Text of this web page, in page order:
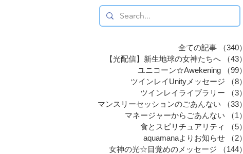
全ての記事 （340）
【光配信】新生地球の女神たちへ
（43）
ユニコーン☆Awekening
（99）
ツインレイUnityメッセージ
（8）
ツインレイライブラリー
（3）
マンスリーセッションのごあんない
（33）
マネージャーからごあんない
（1）
食とスピリチュアリティ
（5）
aquamanaよりお知らせ
（2）
女神の光☆目覚めのメッセージ
（144）